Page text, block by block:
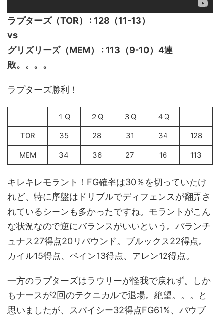
ラプターズ（TOR） : 128（11-13）
vs
グリズリーズ（MEM） : 113（9-10）4連
敗。。。。
ラプターズ勝利！
１Q ２Q ３Q ４Q
TOR 35 28 31 34 128
MEM 34 36 27 16 113
キレキレモラント！FG確率は30％を切っていたけ
れど、特に序盤はドリブルでディフェンスが翻弄さ
れているシーンも多かったですね。モラントがこん
な状況なので逆にバランスがいいという。バランチ
ュナス27得点20リバウンド。ブルックス22得点。
カイル15得点、ベイン13得点、アレン12得点。
一方のラプターズはラウリーが怪我で戻れず。しか
もナースが2回のテクニカルで退場。絶望。。。と
思いましたが、スパイシー32得点FG61%、バウブ